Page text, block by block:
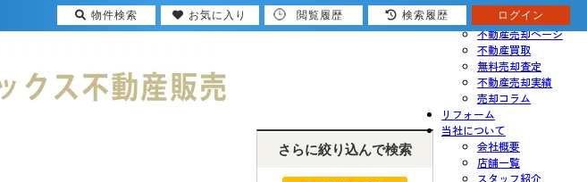
売りたい
不動産売却ページ
不動産買取
無料売却査定
不動産売却実績
売却コラム
リフォーム
当社について
会社概要
店舗一覧
スタッフ紹介
さらに絞り込んで検索
物件検索 お気に入り 閲覧履歴 検索履歴 ログイン